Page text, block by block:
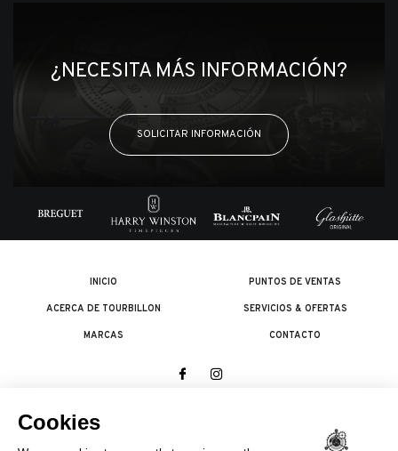
¿NECESITA MÁS INFORMACIÓN?
SOLICITAR INFORMACIÓN
INICIO
ACERCA DE TOURBILLON
MARCAS
PUNTOS DE VENTAS
SERVICIOS & OFERTAS
CONTACTO